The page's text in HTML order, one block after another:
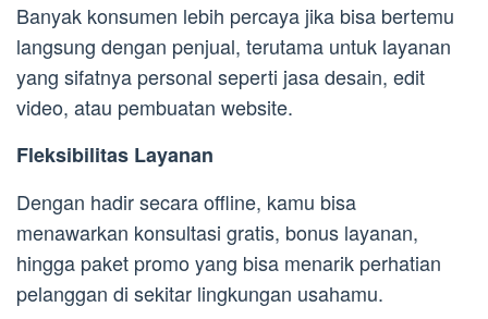
Banyak konsumen lebih percaya jika bisa bertemu
langsung dengan penjual, terutama untuk layanan
yang sifatnya personal seperti jasa desain, edit
video, atau pembuatan website.
Fleksibilitas Layanan
Dengan hadir secara offline, kamu bisa
menawarkan konsultasi gratis, bonus layanan,
hingga paket promo yang bisa menarik perhatian
pelanggan di sekitar lingkungan usahamu.